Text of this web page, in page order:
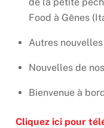
de la petite
Food à Gênes
Autres nouvelles
Nouvelles de
Bienvenue à bord
Cliquez ici pour